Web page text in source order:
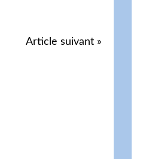
Article suivant »